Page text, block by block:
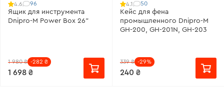
4.6 96
Ящик для инструмента
Dnipro-M Power Box 26"
1 980 ₴ -282 ₴
1 698 ₴
4.1 50
Кейс для фена
промышленного Dnipro-M
GH-200, GH-201N, GH-203
339 ₴ -29%
240 ₴